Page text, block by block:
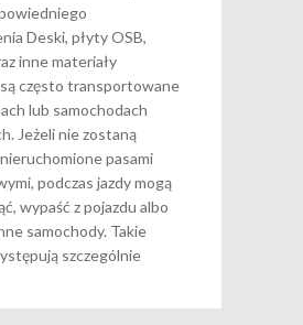
Deski, płyty OSB,
inne materiały
często transportowane
lub samochodach
Jeżeli nie zostaną
pasami
podczas jazdy mogą
wypaść z pojazdu albo
samochody. Takie
szczególnie